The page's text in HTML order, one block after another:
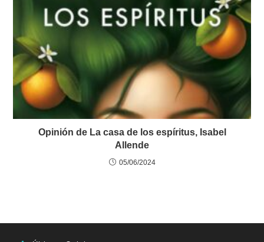
Opinión de La casa de los espíritus, Isabel
Allende
05/06/2024